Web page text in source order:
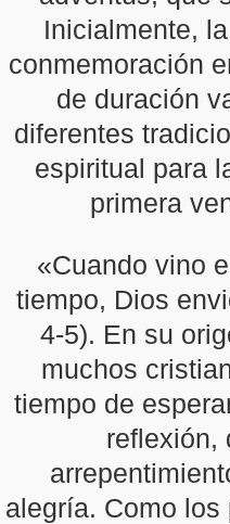
Inicialmente,
conmemoración
de duración
diferentes
espiritual para
primera
«Cuando vino
tiempo, Dios
4-5). En su
muchos
tiempo de
reflexión,
alegría. Como